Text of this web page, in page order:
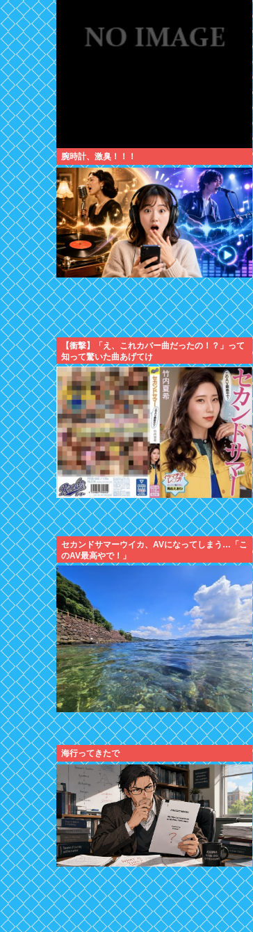
腕時計、激臭！！！
【衝撃】「え、これカバー曲だったの！？」って
知って驚いた曲あげてけ
セカンドサマーウイカ、AVになってしまう…「こ
のAV最高やで！」
海行ってきたで